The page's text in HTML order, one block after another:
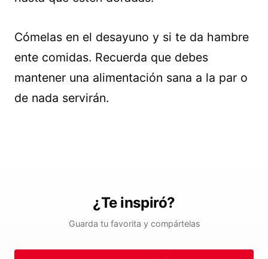
Cómelas en el desayuno y si te da hambre
ente comidas. Recuerda que debes
mantener una alimentación sana a la par o
de nada servirán.
¿Te inspiró?
Guarda tu favorita y compártelas